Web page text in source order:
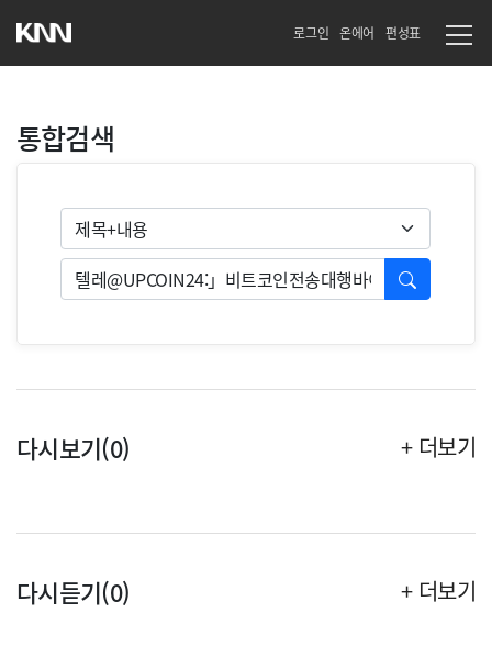
로그인 온에어 편성표
통합검색
검색유형
검색
다시보기(0) + 더보기
다시듣기(0) + 더보기